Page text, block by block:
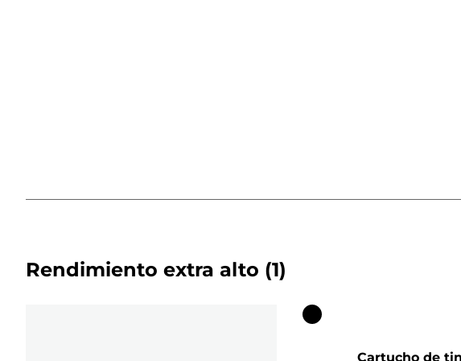
Rendimiento extra alto (1)
Cartucho
Cartucho de